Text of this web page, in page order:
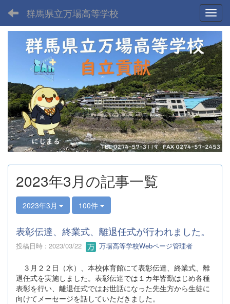
群馬県立万場高等学校
2023年3月の記事一覧
2023年3月 100件
表彰伝達、終業式、離退任式が行われました。
投稿日時 : 2023/03/22 万場高等学校Webページ管理者
３月２２日（水）、本校体育館にて表彰伝達、終業式、離
退任式を実施しました。表彰伝達では１カ年皆勤はじめ各種
表彰を行い、離退任式ではお世話になった先生方から生徒に
向けてメーセージを話していただきました。